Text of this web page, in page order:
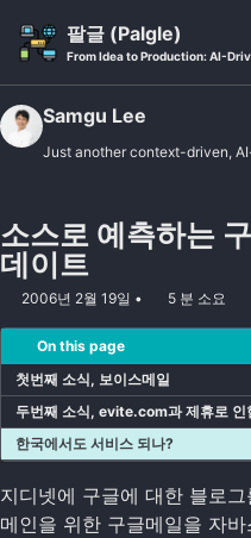
팔글 (Palgle)
From Idea to Production: AI-
Samgu Lee
Just another context-driven,
소스로 예측하는
데이트
2006년 2월 19일 5 분 소요
On this page
첫번째 소식, 보이스메일
두번째 소식, evite.com과 제휴로 인
한국에서도 서비스 되나?
지디넷에 구글에 대한 블로
메인을 위한 구글메일을 자